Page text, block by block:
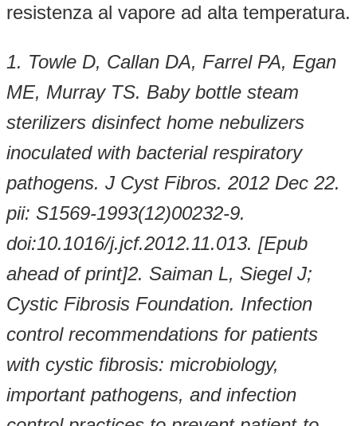
resistenza al vapore ad alta temperatura.
1. Towle D, Callan DA, Farrel PA, Egan
ME, Murray TS. Baby bottle steam
sterilizers disinfect home nebulizers
inoculated with bacterial respiratory
pathogens. J Cyst Fibros. 2012 Dec 22.
pii: S1569-1993(12)00232-9.
doi:10.1016/j.jcf.2012.11.013. [Epub
ahead of print]2. Saiman L, Siegel J;
Cystic Fibrosis Foundation. Infection
control recommendations for patients
with cystic fibrosis: microbiology,
important pathogens, and infection